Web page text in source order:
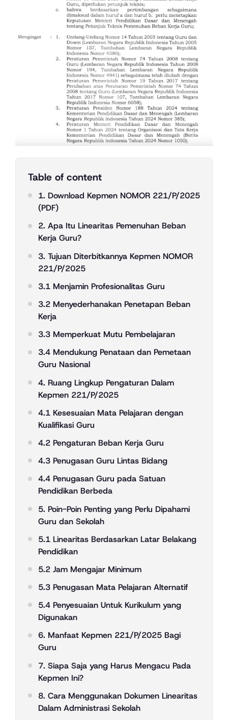
Table of content
1. Download Kepmen NOMOR 221/P/2025
(PDF)
2. Apa Itu Linearitas Pemenuhan Beban
Kerja Guru?
3. Tujuan Diterbitkannya Kepmen NOMOR
221/P/2025
3.1 Menjamin Profesionalitas Guru
3.2 Menyederhanakan Penetapan Beban
Kerja
3.3 Memperkuat Mutu Pembelajaran
3.4 Mendukung Penataan dan Pemetaan
Guru Nasional
4. Ruang Lingkup Pengaturan Dalam
Kepmen 221/P/2025
4.1 Kesesuaian Mata Pelajaran dengan
Kualifikasi Guru
4.2 Pengaturan Beban Kerja Guru
4.3 Penugasan Guru Lintas Bidang
4.4 Penugasan Guru pada Satuan
Pendidikan Berbeda
5. Poin-Poin Penting yang Perlu Dipahami
Guru dan Sekolah
5.1 Linearitas Berdasarkan Latar Belakang
Pendidikan
5.2 Jam Mengajar Minimum
5.3 Penugasan Mata Pelajaran Alternatif
5.4 Penyesuaian Untuk Kurikulum yang
Digunakan
6. Manfaat Kepmen 221/P/2025 Bagi
Guru
7. Siapa Saja yang Harus Mengacu Pada
Kepmen Ini?
8. Cara Menggunakan Dokumen Linearitas
Dalam Administrasi Sekolah